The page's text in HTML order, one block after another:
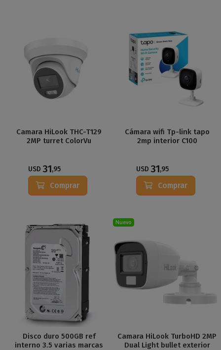
Camara HiLook THC-T129
2MP turret ColorVu
USD 31,95
Comprar
Cámara wifi Tp-link tapo
2mp interior C100
USD 31,95
Comprar
Disco duro 500GB ref
interno 3.5 varias marcas
Nuevo
Camara HiLook TurboHD 2MP
Dual Light bullet exterior